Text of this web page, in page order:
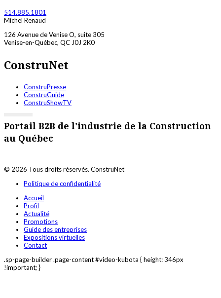
514.885.1801
Michel Renaud
126 Avenue de Venise O, suite 305
Venise-en-Québec, QC J0J 2K0
ConstruNet
ConstruPresse
ConstruGuide
ConstruShowTV
Portail B2B de l'industrie de la Construction
au Québec
© 2026 Tous droits réservés. ConstruNet
Politique de confidentialité
Accueil
Profil
Actualité
Promotions
Guide des entreprises
Expositions virtuelles
Contact
.sp-page-builder .page-content #video-kubota { height: 346px
!important; }